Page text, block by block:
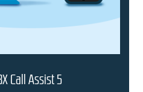
Call Assist 5